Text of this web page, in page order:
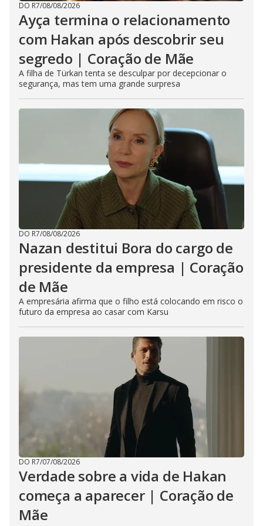
DO R7/08/08/2026
Ayça termina o relacionamento
com Hakan após descobrir seu
segredo | Coração de Mãe
A filha de Türkan tenta se desculpar por decepcionar o
segurança, mas tem uma grande surpresa
DO R7/08/08/2026
Nazan destitui Bora do cargo de
presidente da empresa | Coração
de Mãe
A empresária afirma que o filho está colocando em risco o
futuro da empresa ao casar com Karsu
DO R7/07/08/2026
Verdade sobre a vida de Hakan
começa a aparecer | Coração de
Mãe